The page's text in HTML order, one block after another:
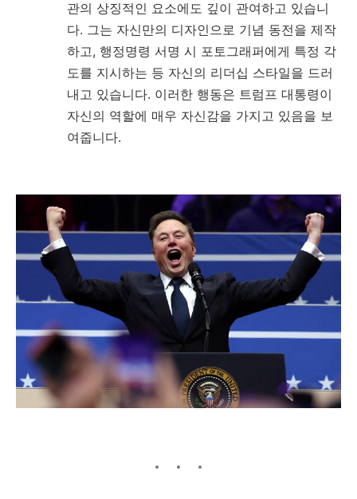
관의 상징적인 요소에도 깊이 관여하고 있습니
다. 그는 자신만의 디자인으로 기념 동전을 제작
하고, 행정명령 서명 시 포토그래퍼에게 특정 각
도를 지시하는 등 자신의 리더십 스타일을 드러
내고 있습니다. 이러한 행동은 트럼프 대통령이
자신의 역할에 매우 자신감을 가지고 있음을 보
여줍니다.